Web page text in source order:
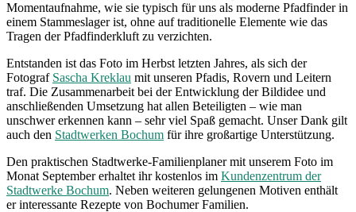
Momentaufnahme, wie sie typisch für uns als moderne Pfadfinder in
einem Stammeslager ist, ohne auf traditionelle Elemente wie das
Tragen der Pfadfinderkluft zu verzichten.
Entstanden ist das Foto im Herbst letzten Jahres, als sich der
Fotograf Sascha Kreklau mit unseren Pfadis, Rovern und Leitern
traf. Die Zusammenarbeit bei der Entwicklung der Bildidee und
anschließenden Umsetzung hat allen Beteiligten – wie man
unschwer erkennen kann – sehr viel Spaß gemacht. Unser Dank gilt
auch den Stadtwerken Bochum für ihre großartige Unterstützung.
Den praktischen Stadtwerke-Familienplaner mit unserem Foto im
Monat September erhaltet ihr kostenlos im Kundenzentrum der
Stadtwerke Bochum. Neben weiteren gelungenen Motiven enthält
er interessante Rezepte von Bochumer Familien.